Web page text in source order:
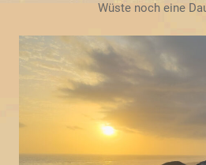
Wüste noch eine